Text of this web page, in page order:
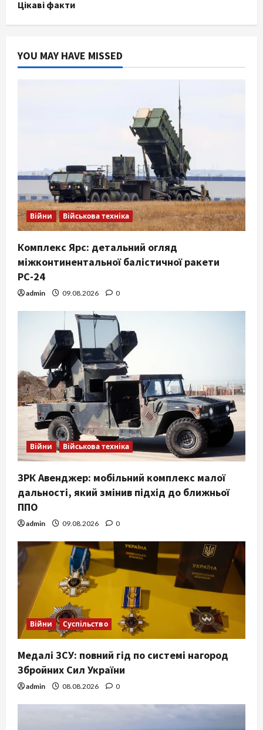
Цікаві факти
YOU MAY HAVE MISSED
Війни Військова техніка
Комплекс Ярс: детальний огляд
міжконтинентальної балістичної ракети
РС-24
admin 09.08.2026 0
Війни Військова техніка
ЗРК Авенджер: мобільний комплекс малої
дальності, який змінив підхід до ближньої
ППО
admin 09.08.2026 0
Війни Суспільство
Медалі ЗСУ: повний гід по системі нагород
Збройних Сил України
admin 08.08.2026 0